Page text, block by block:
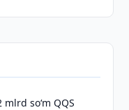
so‘m QQS